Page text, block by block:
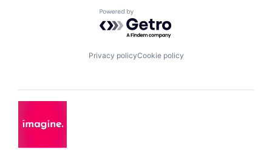
Powered by Getro.com
Privacy policyCookie policy